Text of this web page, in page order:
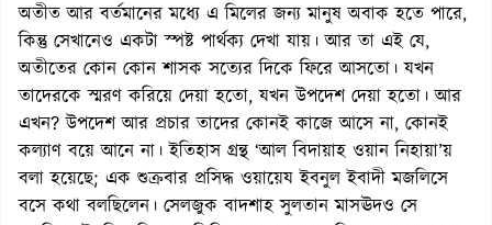
অতীত আর বর্তমানের মধ্যে এ মিলের জন্য মানুষ অবাক হতে পারে,
কিন্তু সেখানেও একটা স্পষ্ট পার্থক্য দেখা যায়। আর তা এই যে,
অতীতের কোন কোন শাসক সত্যের দিকে ফিরে আসতো। যখন
তাদেরকে স্মরণ করিয়ে দেয়া হতো, যখন উপদেশ দেয়া হতো। আর
এখন? উপদেশ আর প্রচার তাদের কোনই কাজে আসে না, কোনই
কল্যাণ বয়ে আনে না। ইতিহাস গ্রন্থ ‘আল বিদায়াহ ওয়ান নিহায়া’য়
বলা হয়েছে; এক শুক্রবার প্রসিদ্ধ ওয়ায়েয ইবনুল ইবাদী মজলিসে
বসে কথা বলছিলেন। সেলজুক বাদশাহ সুলতান মাসঊদও সে